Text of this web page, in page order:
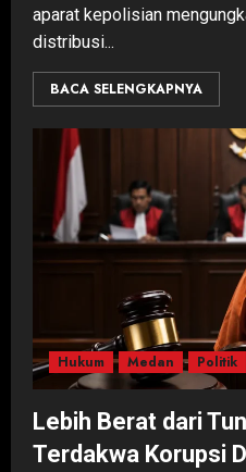
aparat kepolisian
distribusi...
BACA SELENGKAPNYA
Hukum Medan Politik
Lebih Berat dari
Terdakwa Korupsi